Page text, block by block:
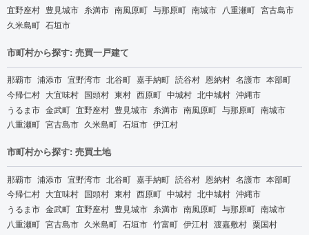
宜野座村 豊見城市 糸満市 南風原町 与那原町 南城市 八重瀬町 宮古島市
久米島町 石垣市
市町村から探す: 売買一戸建て
那覇市 浦添市 宜野湾市 北谷町 嘉手納町 読谷村 恩納村 名護市 本部町
今帰仁村 大宜味村 国頭村 東村 西原町 中城村 北中城村 沖縄市
うるま市 金武町 宜野座村 豊見城市 糸満市 南風原町 与那原町 南城市
八重瀬町 宮古島市 久米島町 石垣市 伊江村
市町村から探す: 売買土地
那覇市 浦添市 宜野湾市 北谷町 嘉手納町 読谷村 恩納村 名護市 本部町
今帰仁村 大宜味村 国頭村 東村 西原町 中城村 北中城村 沖縄市
うるま市 金武町 宜野座村 豊見城市 糸満市 南風原町 与那原町 南城市
八重瀬町 宮古島市 久米島町 石垣市 竹富町 伊江村 渡嘉敷村 粟国村